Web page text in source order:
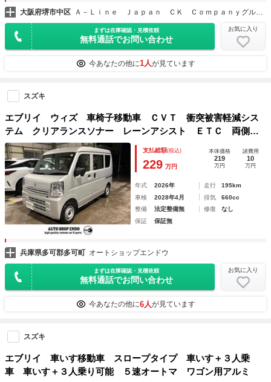
大阪府堺市中区
まずは在庫確認・見積依頼
無料通話でお問い合わせ
お気に入り
今あなたの他に1人が見ています
スズキ
エブリイ ウィズ 車椅子移動車 ＣＶＴ 衝突被害軽減シス
テム クリアランスソナー レーンアシスト ＥＴＣ 両側ス
ライドドア キーレスエントリー アイドリングストップ シ
ートヒーター ＬＥＤヘッドランプ 盗難防止システム
支払総額(税込)
229 万円
本体価格
219
万円
諸費用
10
万円
年式 2026年 走行
195km
車検
2028年4月 排気
660cc
整備
法定整備無 修復
なし
保証
保証無
兵庫県多可郡多可町 オートショップエンドウ
まずは在庫確認・見積依頼
無料通話でお問い合わせ
お気に入り
今あなたの他に6人が見ています
スズキ
エブリイ 車いす移動車 スロープタイプ 車いす＋３人乗
車 車いす＋３人乗り可能 ５速オートマ ワゴン用アルミ